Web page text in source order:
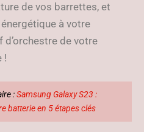
de vos barrettes, et
à votre
d’orchestre de votre
!
:Samsung Galaxy S23 :
batterie en 5 étapes clés